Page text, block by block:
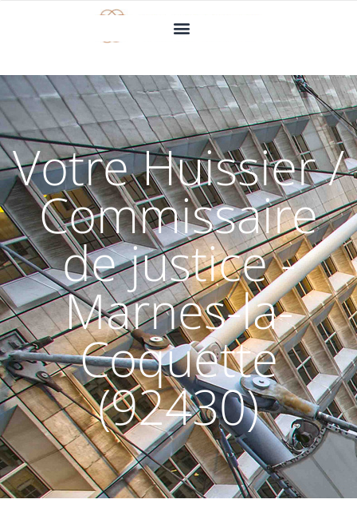
Votre Huissier /
Commissaire
de justice -
Marnes-la-
Coquette
(92430)